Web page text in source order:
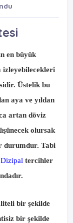
en büyük
izleyebilecekleri
Üstelik bu
aya ve yıldan
artan döviz
olursak
durumdur. Tabi
Dizipal tercihler
bir şekilde
bir şekilde